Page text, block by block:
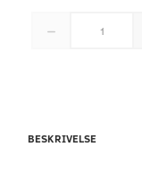
BESKRIVELSE